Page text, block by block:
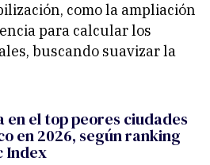
como la ampliación
para calcular los
buscando suavizar la
en el top peores ciudades
en 2026, según ranking
Index